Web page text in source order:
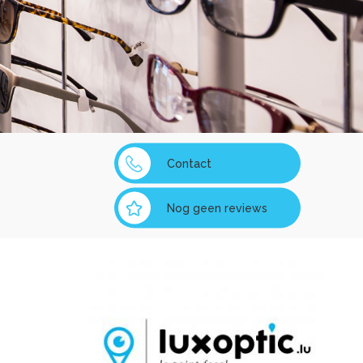
Contact
Nog geen reviews